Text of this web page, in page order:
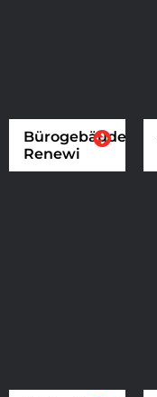
Bürogebäude
Renewi